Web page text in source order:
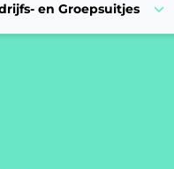
en Groepsuitjes